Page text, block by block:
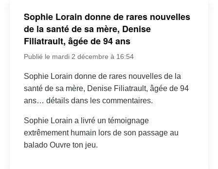
Sophie Lorain donne de rares nouvelles
de la santé de sa mère, Denise
Filiatrault, âgée de 94 ans
Publié le mardi 2 décembre à 16:54
Sophie Lorain donne de rares nouvelles de la
santé de sa mère, Denise Filiatrault, âgée de 94
ans… détails dans les commentaires.
Sophie Lorain a livré un témoignage
extrêmement humain lors de son passage au
balado Ouvre ton jeu.